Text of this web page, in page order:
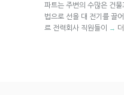
파트는 주변의 수많은 건
법으로 선을 대 전기를 끌
르 전력회사 직원들이
→